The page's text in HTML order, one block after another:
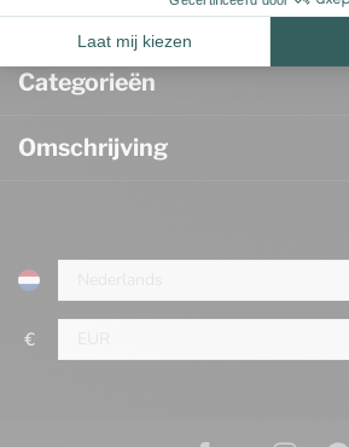
support@123paracord.nl
Categorieën
Omschrijving
€